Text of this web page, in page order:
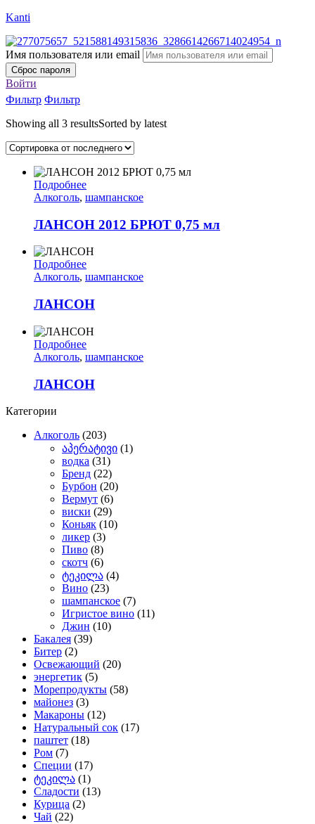
Kanti
Имя пользователя или email
Сброс пароля
Войти
Фильтр Фильтр
Showing all 3 resultsSorted by latest
Подробнее
Алкоголь, шампанское
ЛАНСОН 2012 БРЮТ 0,75 мл
Подробнее
Алкоголь, шампанское
ЛАНСОН
Подробнее
Алкоголь, шампанское
ЛАНСОН
Категории
Алкоголь (203)
აპერატივი (1)
водка (31)
Бренд (22)
Бурбон (20)
Вермут (6)
виски (29)
Коньяк (10)
ликер (3)
Пиво (8)
скотч (6)
ტეკილა (4)
Вино (23)
шампанское (7)
Игристое вино (11)
Джин (10)
Бакалея (39)
Битер (2)
Освежающий (20)
энергетик (5)
Морепродукты (58)
майонез (3)
Макароны (12)
Натуральный сок (17)
паштет (18)
Ром (7)
Специи (17)
ტეკილა (1)
Сладости (13)
Курица (2)
Чай (22)